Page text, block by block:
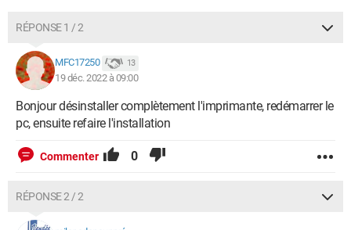
RÉPONSE 1 / 2
MFC17250 13
19 déc. 2022 à 09:00
Bonjour désinstaller complètement l'imprimante, redémarrer le
pc, ensuite refaire l'installation
Commenter 0
RÉPONSE 2 / 2